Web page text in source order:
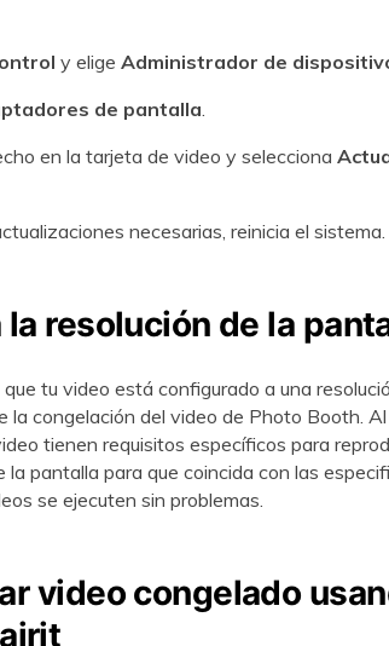
y elige Administrador de
de pantalla.
en la tarjeta de video y selecciona
necesarias, reinicia el sistema.
resolución de la
tu video está configurado a una
congelación del video de Photo Booth. Al
tienen requisitos específicos para
la pantalla para que coincida con las
se ejecuten sin problemas.
video congelado